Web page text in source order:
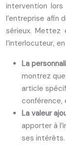
intervention
l’entreprise afin
sérieux. Mettez
l’interlocuteur,
La
montrez
article
conférence,
La valeur
apporter à
ses intérêts.